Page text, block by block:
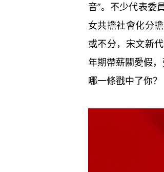
音”。不少代表委
女共擔社會化分
或不分，宋文新
年期帶薪關愛假
哪一條戳中了你？